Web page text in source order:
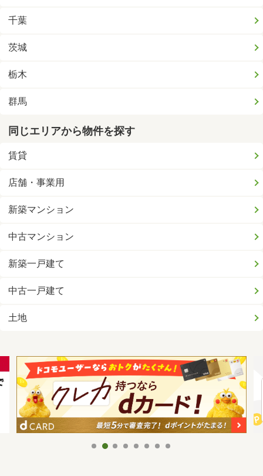
千葉
茨城
栃木
群馬
同じエリアから物件を探す
賃貸
店舗・事業用
新築マンション
中古マンション
新築一戸建て
中古一戸建て
土地